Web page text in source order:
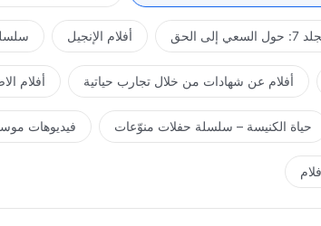
الحق أفلام الإنجيل
أفلام عن شهادات من خلال تجارب حياتية أفلام
حياة الكنيسة – سلسلة حفلات منوّعات فيديوهات